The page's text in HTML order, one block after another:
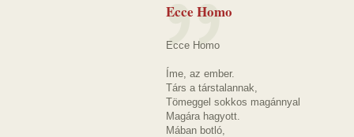
Ecce Homo
Ecce Homo
Íme, az ember.
Társ a társtalannak,
Tömeggel sokkos magánnyal
Magára hagyott.
Mában botló,